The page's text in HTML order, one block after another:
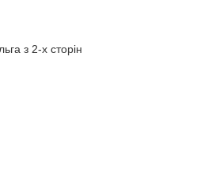
з 2-х сторін